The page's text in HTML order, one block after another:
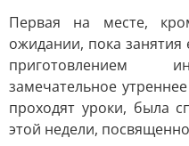
Первая на месте,
ожидании, пока
приготовлением
замечательное
проходят уроки, была
этой недели,